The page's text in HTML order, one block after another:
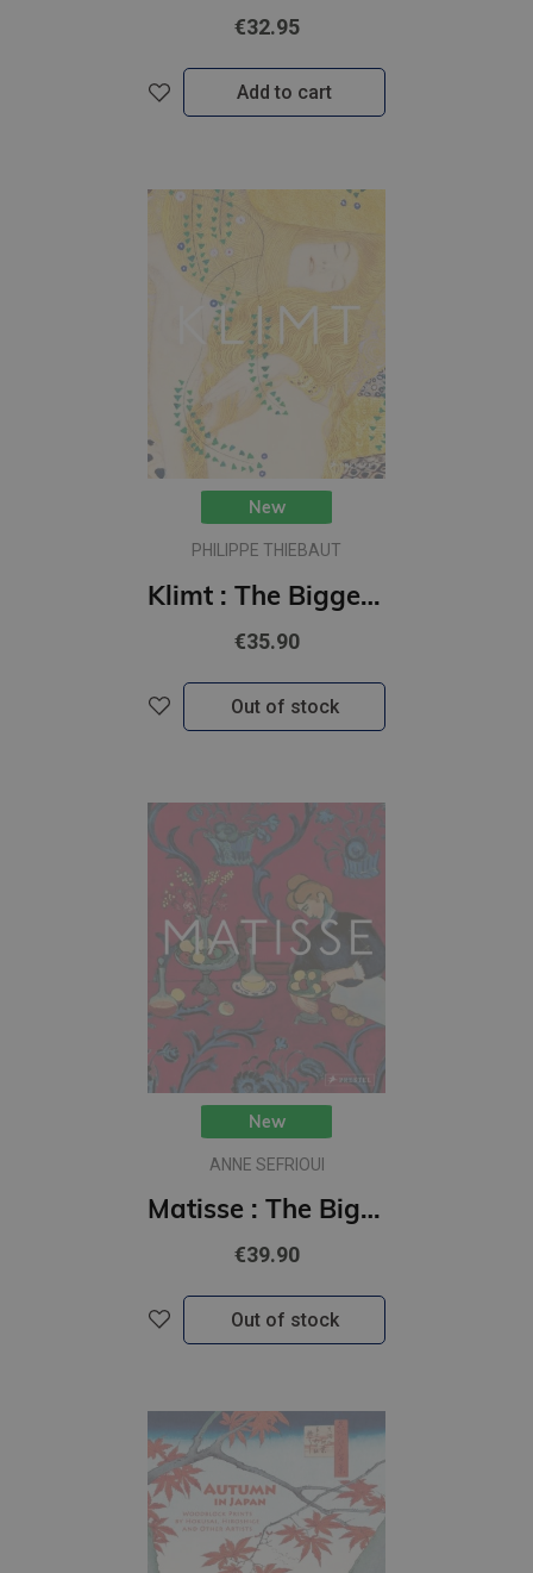
€32.95
Add to cart
New
PHILIPPE THIEBAUT
Klimt : The Bigger Picture
€35.90
Out of stock
New
ANNE SEFRIOUI
Matisse : The Bigger Picture
€39.90
Out of stock